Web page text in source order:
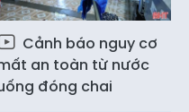
Cảnh báo nguy cơ
an toàn từ nước
đóng chai